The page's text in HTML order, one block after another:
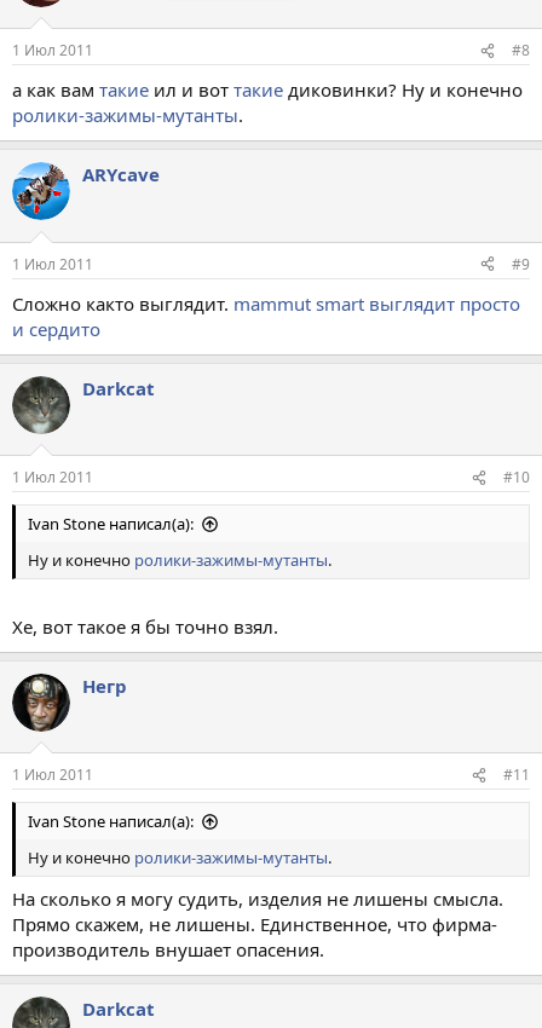
1 Июл 2011 #8
а как вам такие ил и вот такие диковинки? Ну и конечно
ролики-зажимы-мутанты.
ARYсave
1 Июл 2011 #9
Сложно както выглядит. mammut smart выглядит просто
и сердито
Darkcat
1 Июл 2011 #10
Ivan Stone написал(а):
Ну и конечно ролики-зажимы-мутанты.
Хе, вот такое я бы точно взял.
Негр
1 Июл 2011 #11
Ivan Stone написал(а):
Ну и конечно ролики-зажимы-мутанты.
На сколько я могу судить, изделия не лишены смысла.
Прямо скажем, не лишены. Единственное, что фирма-
производитель внушает опасения.
Darkcat